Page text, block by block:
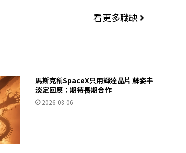
看更多職缺
馬斯克稱SpaceX只用輝達晶片 蘇姿丰
淡定回應：期待長期合作
2026-08-06